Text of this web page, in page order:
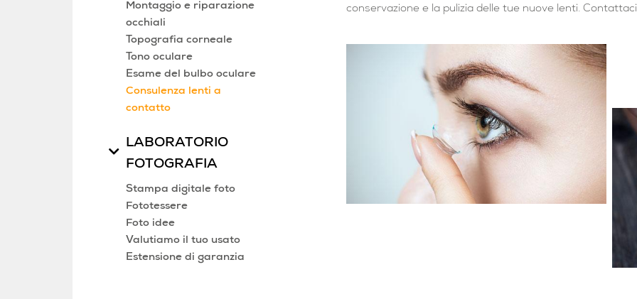
Montaggio e riparazione
occhiali
Topografia corneale
Tono oculare
Esame del bulbo oculare
Consulenza lenti a
contatto
LABORATORIO
FOTOGRAFIA
Stampa digitale foto
Fototessere
Foto idee
Valutiamo il tuo usato
Estensione di garanzia
conservazione e la pulizia delle tue nuove lenti.